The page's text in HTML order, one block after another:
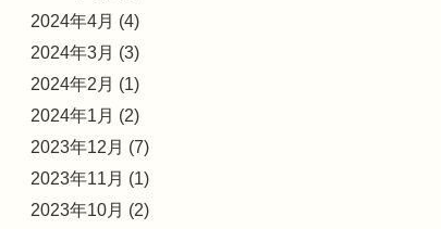
2024年4月 (4)
2024年3月 (3)
2024年2月 (1)
2024年1月 (2)
2023年12月 (7)
2023年11月 (1)
2023年10月 (2)